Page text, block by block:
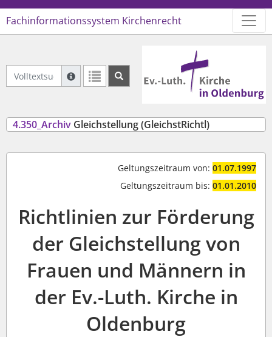
Fachinformationssystem Kirchenrecht
Volltextsuche Archiviertes Recht
Suche mit Platzhalter "*", Bsp. Pfarrer*, findet
Weitere Suchoperatoren finden Sie in unserer Hilfe.
Logo Ev.-Luth. Kirche in
4.350_Archiv Gleichstellung (GleichstRichtl)
Geltungszeitraum von: 01.07.1997
Geltungszeitraum bis: 01.01.2010
Richtlinien zur Förderung
der Gleichstellung von
Frauen und Männern in
der Ev.-Luth. Kirche in
Oldenburg